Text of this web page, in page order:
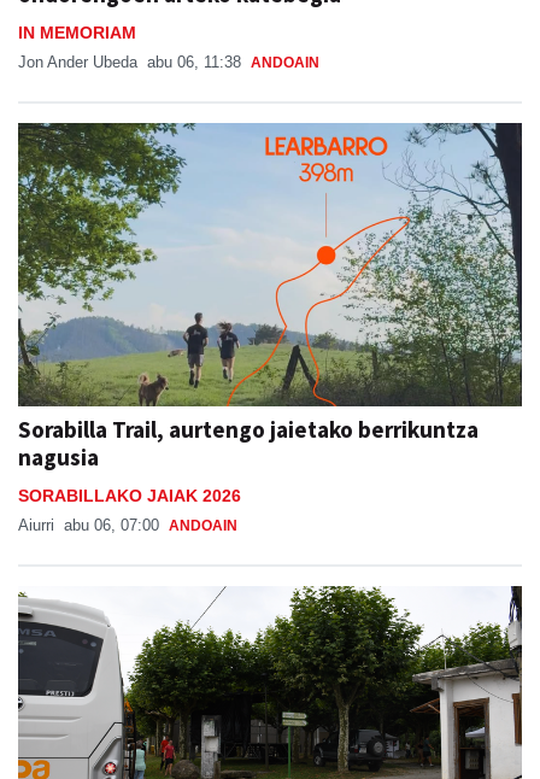
IN MEMORIAM
Jon Ander Ubeda abu 06, 11:38 ANDOAIN
Sorabilla Trail, aurtengo jaietako berrikuntza
nagusia
SORABILLAKO JAIAK 2026
Aiurri abu 06, 07:00 ANDOAIN